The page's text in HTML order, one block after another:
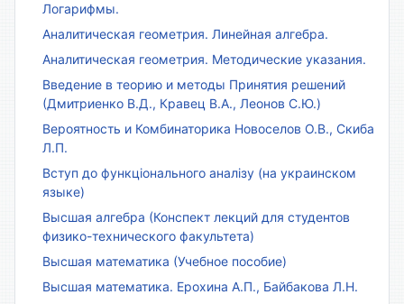
Логарифмы.
Аналитическая геометрия. Линейная алгебра.
Аналитическая геометрия. Методические указания.
Введение в теорию и методы Принятия решений
(Дмитриенко В.Д., Кравец В.А., Леонов С.Ю.)
Вероятность и Комбинаторика Новоселов О.В., Скиба
Л.П.
Вступ до функціонального аналізу (на украинском
языке)
Высшая алгебра (Конспект лекций для студентов
физико-технического факультета)
Высшая математика (Учебное пособие)
Высшая математика. Ерохина А.П., Байбакова Л.Н.